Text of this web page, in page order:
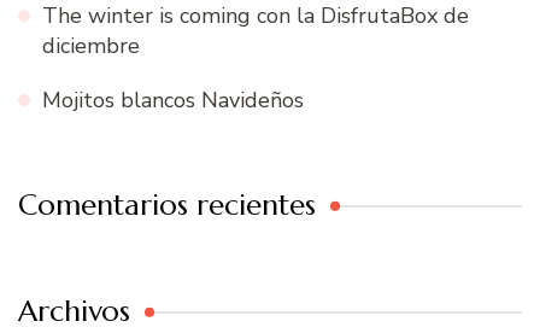
The winter is coming con la DisfrutaBox de
diciembre
Mojitos blancos Navideños
Comentarios recientes
Archivos